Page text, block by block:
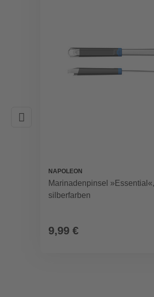
NAPOLEON
Marinadenpinsel
silberfarben
9,99 €